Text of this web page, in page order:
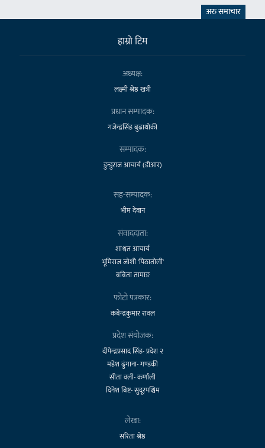
अरु समाचार
हाम्राे टिम
अध्यक्ष:
लक्ष्मी श्रेष्ठ खत्री
प्रधान सम्पादक:
गजेन्द्रसिंह बुढाथोकी
सम्पादक:
डुन्डुराज आचार्य (डीआर)
सह-सम्पादक:
भीम देवान
संवाददाता:
शाश्वत आचार्य
भूमिराज जोशी 'पिठातोली'
बबिता तामाङ
फोटो पत्रकार:
कबेन्द्रकुमार रावल
प्रदेश संयोजक:
दीपेन्द्रप्रसाद सिंह- प्रदेश २
महेश ढुंगाना- गण्डकी
सीता वली- कर्णाली
दिनेश बिष्ट- सुदूरपश्चिम
लेखा:
सरिता श्रेष्ठ